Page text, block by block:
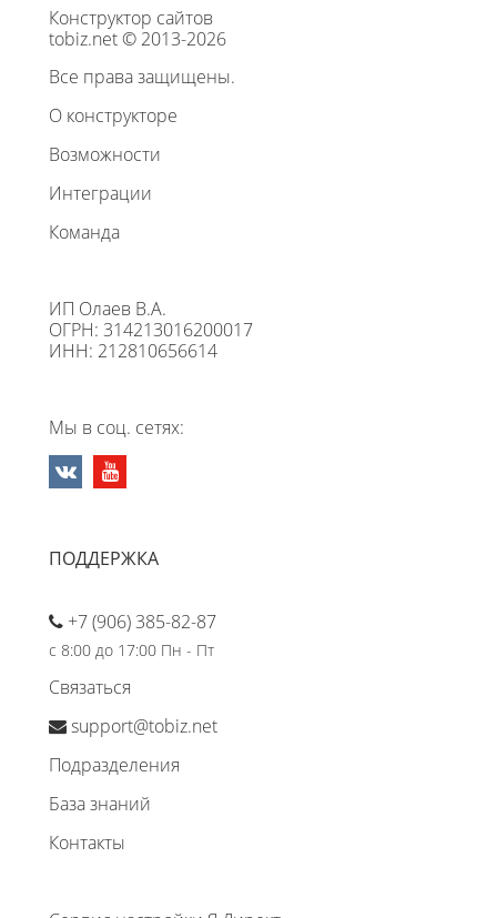
Конструктор сайтов
tobiz.net © 2013-2026
Все права защищены.
О конструкторе
Возможности
Интеграции
Команда
ИП Олаев В.А.
ОГРН: 314213016200017
ИНН: 212810656614
Мы в соц. сетях:
ПОДДЕРЖКА
+7 (906) 385-82-87
с 8:00 до 17:00 Пн - Пт
Связаться
support@tobiz.net
Подразделения
База знаний
Контакты